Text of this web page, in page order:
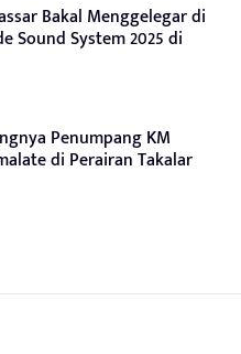
Bakal Menggelegar di
Sound System 2025 di
Penumpang KM
di Perairan Takalar